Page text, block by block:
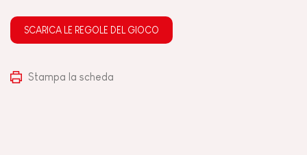
SCARICA LE REGOLE DEL GIOCO
Stampa la scheda